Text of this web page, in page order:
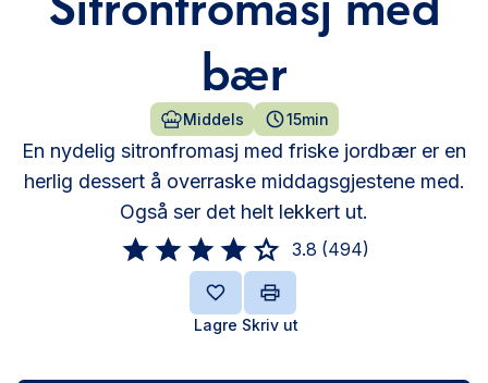
bær
Middels 15min
En nydelig sitronfromasj med friske jordbær er en
herlig dessert å overraske middagsgjestene med.
Også ser det helt lekkert ut.
3.8 (494)
Lagre Skriv ut